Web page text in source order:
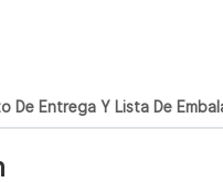
De Entrega Y Lista De